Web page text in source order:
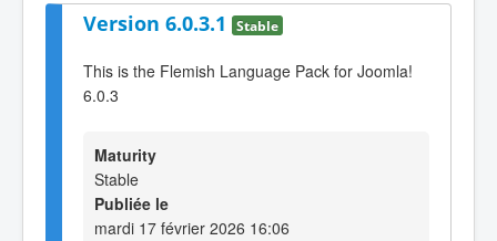
Version 6.0.3.1 Stable
This is the Flemish Language Pack for Joomla!
6.0.3
Maturity
Stable
Publiée le
mardi 17 février 2026 16:06